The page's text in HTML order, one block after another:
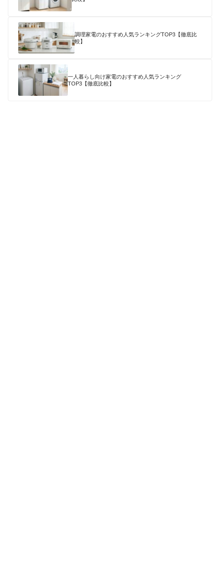
調理家電のおすすめ人気ランキングTOP3【徹底比
較】
一人暮らし向け家電のおすすめ人気ランキング
TOP3【徹底比較】